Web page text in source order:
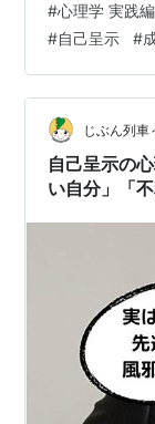
ランド力のあ
たり、羨まし
ね🎵 ＜栄光浴
栄光浴とは、
自尊心を高め
分が直…
#心理学 実践編
#自己呈示 #
じぶん列車
自己呈示の
い自分」「